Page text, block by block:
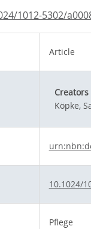
1012-5302/
Article
Creators
Köpke,
10.1024/
Pflege